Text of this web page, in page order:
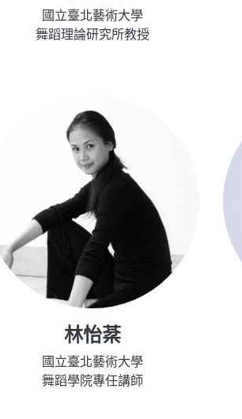
國立臺北藝術大學
舞蹈理論研究所教授
林怡棻
國立臺北藝術大學
舞蹈學院專任講師